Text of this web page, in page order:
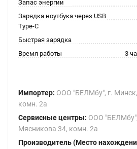
Запас энергии
Зарядка ноутбука через USB
Type-C
Быстрая зарядка
Время работы
3
Импортер: ООО "БЕЛМбу", г.
комн. 2а
Сервисные центры: ООО
Мясникова 34, комн. 2а
Производитель (Место